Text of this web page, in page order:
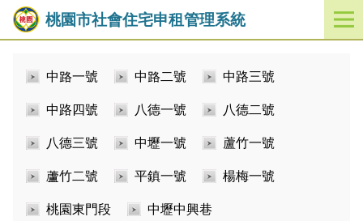
桃園市社會住宅申租管理系統
開
啟
中路一號 中路二號 中路三號
中路四號 八德一號 八德二號
八德三號 中壢一號 蘆竹一號
蘆竹二號 平鎮一號 楊梅一號
桃園東門段 中壢中興巷